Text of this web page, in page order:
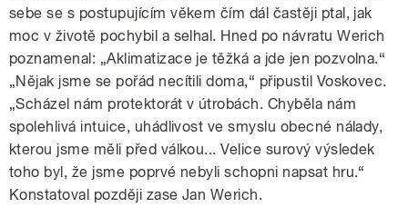
sebe se s postupujícím věkem čím dál častěji ptal, jak
moc v životě pochybil a selhal. Hned po návratu Werich
poznamenal: „Aklimatizace je těžká a jde jen pozvolna.“
„Nějak jsme se pořád necítili doma,“ připustil Voskovec.
„Scházel nám protektorát v útrobách. Chyběla nám
spolehlivá intuice, uhádlivost ve smyslu obecné nálady,
kterou jsme měli před válkou... Velice surový výsledek
toho byl, že jsme poprvé nebyli schopni napsat hru.“
Konstatoval později zase Jan Werich.